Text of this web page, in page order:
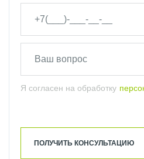
Я согласен на обработку
ПОЛУЧИТЬ КОНСУЛЬТАЦИЮ